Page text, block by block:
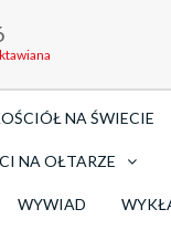
NA ŚWIECIE
NA OŁTARZE
WYWIAD